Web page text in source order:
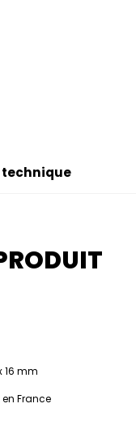
technique
16 mm
France